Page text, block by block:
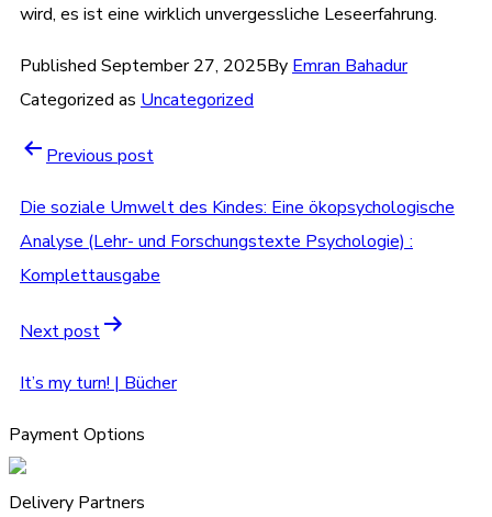
wird, es ist eine wirklich unvergessliche Leseerfahrung.
Published September 27, 2025By Emran Bahadur
Categorized as Uncategorized
Previous post
Die soziale Umwelt des Kindes: Eine ökopsychologische
Analyse (Lehr- und Forschungstexte Psychologie) :
Komplettausgabe
Next post
It’s my turn! | Bücher
Payment Options
Delivery Partners